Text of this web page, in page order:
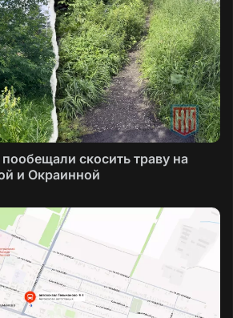
скосить траву на
и Окраинной